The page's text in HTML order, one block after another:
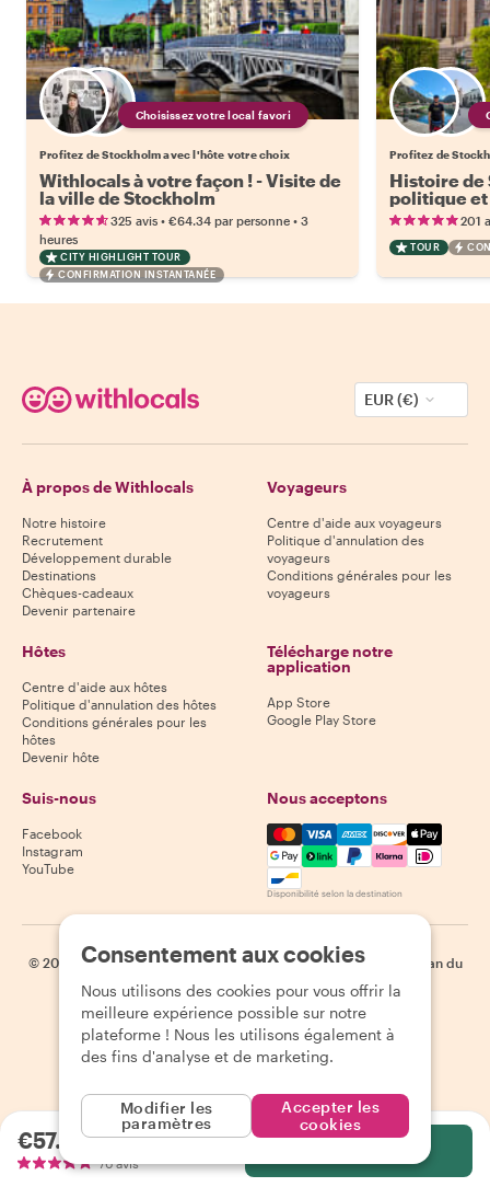
Choisissez votre local favori
Profitez de Stockholm avec l'hôte votre choix
Withlocals à votre façon ! - Visite de
la ville de Stockholm
325 avis • €64.34 par personne • 3
heures
CITY HIGHLIGHT TOUR
CONFIRMATION INSTANTANÉE
Profitez de
Histoire de
politique et
201
TOUR
€57.72par personne
76 avis
EUR (€)
À propos de Withlocals
Notre histoire
Recrutement
Développement durable
Destinations
Chèques-cadeaux
Devenir partenaire
Voyageurs
Centre d'aide aux voyageurs
Politique d'annulation des
voyageurs
Conditions générales pour les
voyageurs
Hôtes
Centre d'aide aux hôtes
Politique d'annulation des hôtes
Conditions générales pour les
hôtes
Devenir hôte
Télécharge notre
application
App Store
Google Play Store
Suis-nous
Facebook
Instagram
YouTube
Nous acceptons
Mastercard, Visa, Amex,
Disponibilité selon la destination
© 2026 Withlocals.com | Politique de confidentialité | Cookies
Plan du
site
Consentement aux cookies
Nous utilisons des cookies pour vous offrir la
meilleure expérience possible sur notre
plateforme ! Nous les utilisons également à
des fins d'analyse et de marketing.
Modifier les
paramètres
Accepter les
cookies